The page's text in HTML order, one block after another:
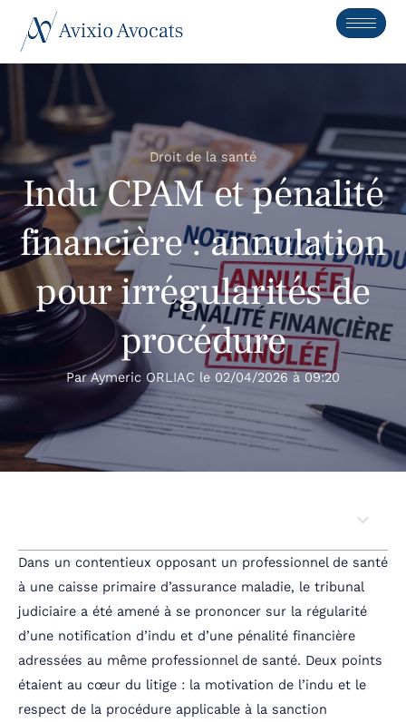
Droit de la santé
Indu CPAM et pénalité
financière : annulation
pour irrégularités de
procédure
ParAymeric ORLIAC le 02/04/2026 à 09:20
Dans un contentieux opposant un professionnel de santé
à une caisse primaire d’assurance maladie, le tribunal
judiciaire a été amené à se prononcer sur la régularité
d’une notification d’indu et d’une pénalité financière
adressées au même professionnel de santé. Deux points
étaient au cœur du litige : la motivation de l’indu et le
respect de la procédure applicable à la sanction